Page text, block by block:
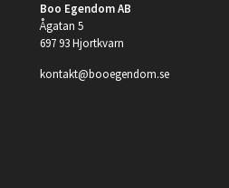
Boo Egendom AB
Ågatan 5
697 93 Hjortkvarn
kontakt@booegendom.se